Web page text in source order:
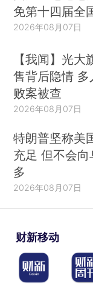
免第十四届全
2026年08月07日
【我闻】光大
售背后隐情
败案被查
2026年08月07日
特朗普坚称美
充足 但不会
多
2026年08月07日
财新移动